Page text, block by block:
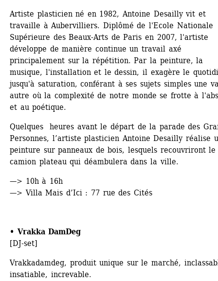
Artiste plasticien né en 1982, Antoine Desailly vit et
travaille à Aubervilliers. Diplômé de l'Ecole Nationale
Supérieure des Beaux-Arts de Paris en 2007, l'artiste
développe de manière continue un travail axé
principalement sur la répétition. Par la peinture, la
musique, l'installation et le dessin, il exagère le
jusqu'à saturation, conférant à ses sujets simples une
autre où la complexité de notre monde se frotte à
et au poétique.
Quelques heures avant le départ de la parade des
Personnes, l’artiste plasticien Antoine Desailly réalise
peinture sur panneaux de bois, lesquels recouvriront le
camion plateau qui déambulera dans la ville.
—> 10h à 16h
—> Villa Mais d’Ici : 77 rue des Cités
• Vrakka DamDeg
[DJ-set]
Vrakkadamdeg, produit unique sur le marché,
insatiable, increvable.